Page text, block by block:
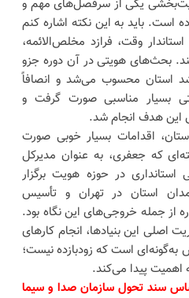
یکی از سرفصل‌های مهم و
است. باید به این نکته اشاره کنم
وقت، فرازد مخلص‌الائمه،
بحث‌های هویتی در آن دوره جزو
استان محسوب می‌شد و انصافاً
بسیار مناسبی صورت گرفت و
این هدف انجام شد.
اقدامات بسیار خوبی صورت
که جعفری، به عنوان مدیرکل
در حوزه هویت برگزار
استان در تهران و تأسیس
از جمله خروجی‌های این نگاه بود.
اصلی این بنیادها، انجام کارهای
است که زودبازده نیست؛
اهمیت پیدا می‌کند.
سند تحول سازمان صدا و سیما